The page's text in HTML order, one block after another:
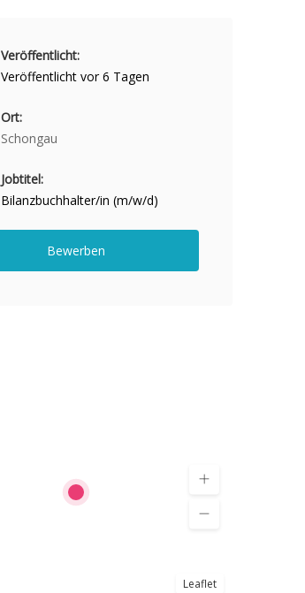
Veröffentlicht:
Veröffentlicht vor 6 Tagen
Ort:
Schongau
Jobtitel:
Bilanzbuchhalter/in (m/w/d)
Bewerben
Leaflet